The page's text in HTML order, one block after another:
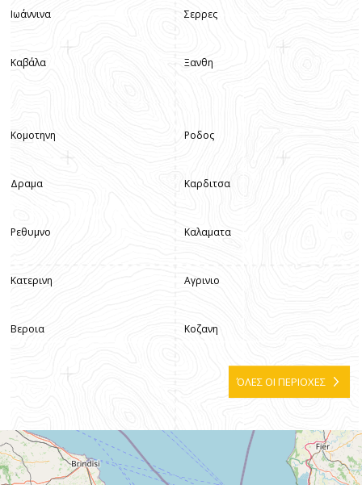
Ιωάννινα
Καβάλα
Σερρες
Ξανθη
Κομοτηνη
Δραμα
Ρεθυμνο
Κατερινη
Βεροια
Ροδος
Καρδιτσα
Καλαματα
Αγρινιο
Κοζανη
ΌΛΕΣ ΟΙ ΠΕΡΙΟΧΕΣ